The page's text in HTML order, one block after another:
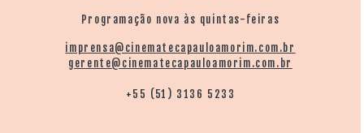
Programação nova às quintas-feiras
imprensa@cinematecapauloamorim.com.br
gerente@cinematecapauloamorim.com.br
+55 (51) 3136 5233